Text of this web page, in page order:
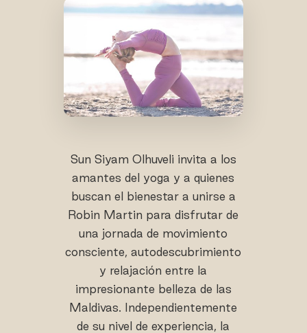
Sun Siyam Olhuveli invita a los
amantes del yoga y a quienes
buscan el bienestar a unirse a
Robin Martin para disfrutar de
una jornada de movimiento
consciente, autodescubrimiento
y relajación entre la
impresionante belleza de las
Maldivas. Independientemente
de su nivel de experiencia, la